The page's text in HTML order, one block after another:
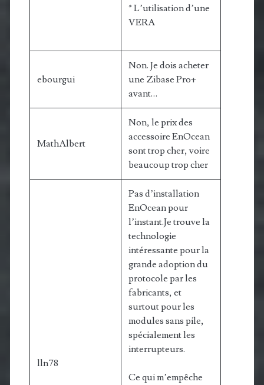
* L’utilisation d’une
VERA
ebourgui
Non. Je dois acheter
une Zibase Pro+
avant…
MathAlbert
Non, le prix des
accessoire EnOcean
sont trop cher, voire
beaucoup trop cher
lln78
Pas d’installation
EnOcean pour
l’instant.Je trouve la
technologie
intéressante pour la
grande adoption du
protocole par les
fabricants, et
surtout pour les
modules sans pile,
spécialement les
interrupteurs.
Ce qui m’empêche